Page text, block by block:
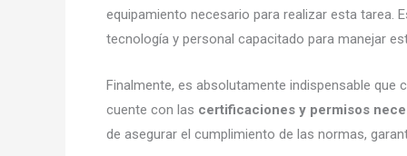
equipamiento necesario para realizar esta tarea.
tecnología y personal capacitado para manejar
Finalmente, es absolutamente indispensable que
cuente con las certificaciones y permisos
de asegurar el cumplimiento de las normas,